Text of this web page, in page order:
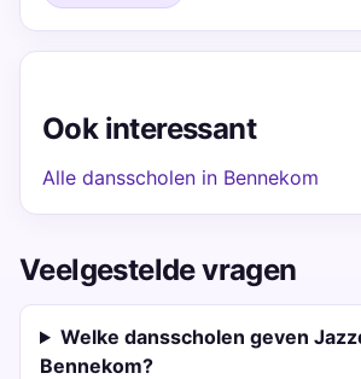
Ook interessant
Alle dansscholen in Bennekom
Veelgestelde vragen
Welke dansscholen geven
Bennekom?